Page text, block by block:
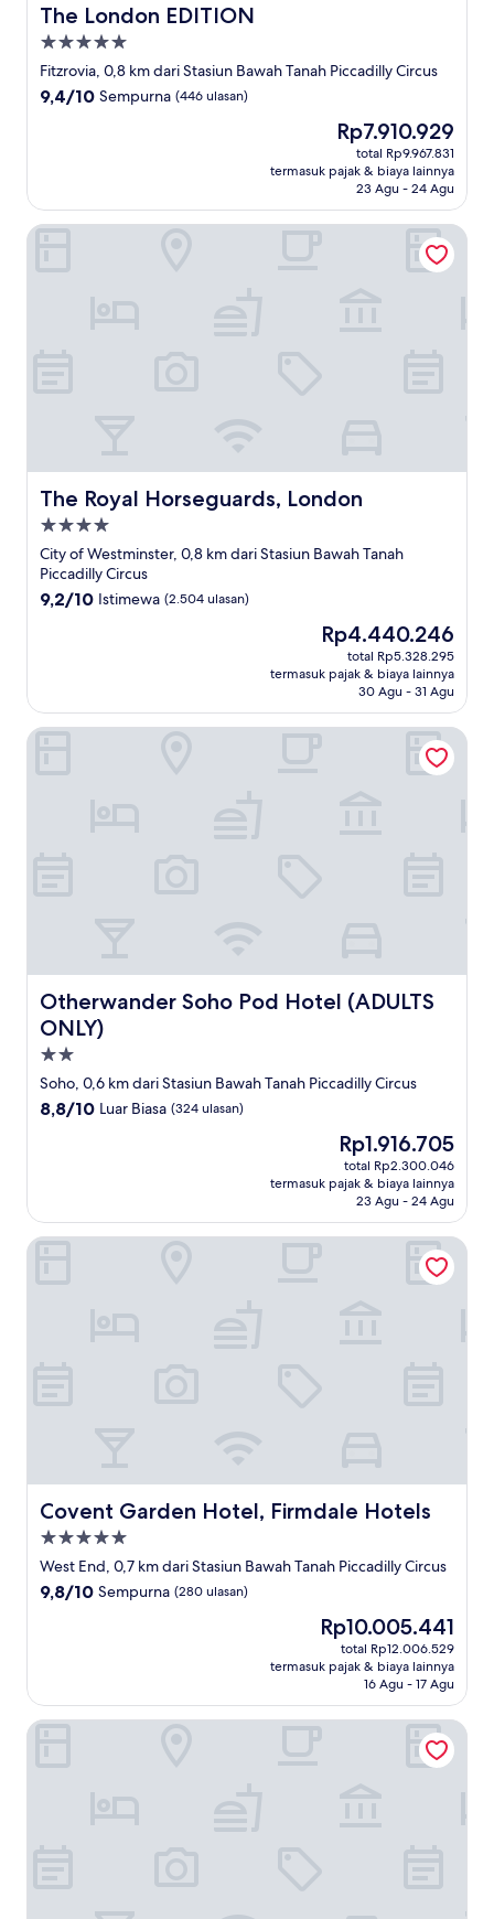
The London EDITION
The London EDITION
Properti
bintang
5.0
Fitzrovia, 0,8 km dari Stasiun Bawah Tanah Piccadilly Circus
9.4
9,4/10 Sempurna (446 ulasan)
Harga
sekarang
Rp7.910.929
Rp7.910.929
total Rp9.967.831
termasuk pajak & biaya lainnya
23 Agu - 24 Agu
The Royal Horseguards, London
The Royal Horseguards, London
Properti
bintang
4.0
City of Westminster, 0,8 km dari Stasiun Bawah Tanah
Piccadilly Circus
9.2
9,2/10 Istimewa (2.504 ulasan)
Harga
sekarang
Rp4.440.246
Rp4.440.246
total Rp5.328.295
termasuk pajak & biaya lainnya
30 Agu - 31 Agu
The Royal Horseguards, London
Otherwander Soho Pod Hotel (ADULTS
ONLY)
Otherwander Soho Pod Hotel (ADULTS ONLY)
Properti
bintang
2.0
Soho, 0,6 km dari Stasiun Bawah Tanah Piccadilly Circus
8.8
ulasan)
8,8/10 Luar Biasa (324 ulasan)
Harga
sekarang
Rp1.916.705
Rp1.916.705
total Rp2.300.046
termasuk pajak & biaya lainnya
23 Agu - 24 Agu
Otherwander Soho Pod Hotel (ADULTS ONLY)
Covent Garden Hotel, Firmdale Hotels
Covent Garden Hotel, Firmdale Hotels
Properti
bintang
5.0
West End, 0,7 km dari Stasiun Bawah Tanah Piccadilly Circus
9.8
9,8/10 Sempurna (280 ulasan)
Harga
sekarang
Rp10.005.441
Rp10.005.441
total Rp12.006.529
termasuk pajak & biaya lainnya
16 Agu - 17 Agu
Covent Garden Hotel, Firmdale Hotels
Wilde Aparthotels, London, Covent Garden